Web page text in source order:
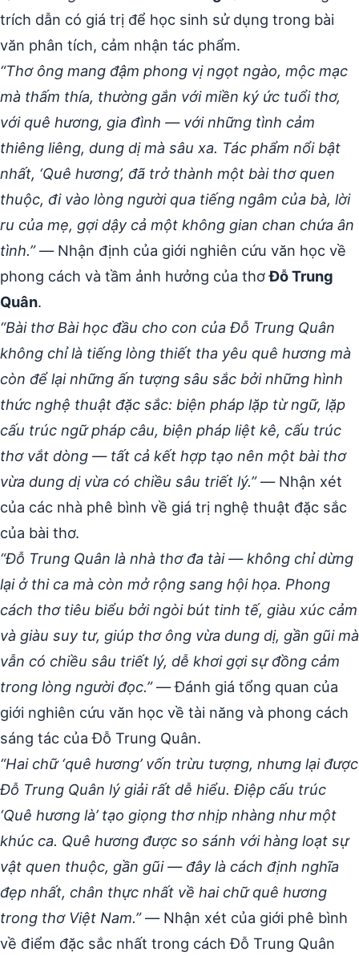
trích dẫn có giá trị để học sinh sử dụng trong bài
văn phân tích, cảm nhận tác phẩm.
“Thơ ông mang đậm phong vị ngọt ngào, mộc mạc
mà thấm thía, thường gắn với miền ký ức tuổi thơ,
với quê hương, gia đình — với những tình cảm
thiêng liêng, dung dị mà sâu xa. Tác phẩm nổi bật
nhất, ‘Quê hương’, đã trở thành một bài thơ quen
thuộc, đi vào lòng người qua tiếng ngâm của bà, lời
ru của mẹ, gợi dậy cả một không gian chan chứa ân
tình.”— Nhận định của giới nghiên cứu văn học về
phong cách và tầm ảnh hưởng của thơĐỗ Trung
Quân.
“Bài thơ Bài học đầu cho con của Đỗ Trung Quân
không chỉ là tiếng lòng thiết tha yêu quê hương mà
còn để lại những ấn tượng sâu sắc bởi những hình
thức nghệ thuật đặc sắc: biện pháp lặp từ ngữ, lặp
cấu trúc ngữ pháp câu, biện pháp liệt kê, cấu trúc
thơ vắt dòng — tất cả kết hợp tạo nên một bài thơ
vừa dung dị vừa có chiều sâu triết lý.”— Nhận xét
của các nhà phê bình về giá trị nghệ thuật đặc sắc
của bài thơ.
“Đỗ Trung Quân là nhà thơ đa tài — không chỉ dừng
lại ở thi ca mà còn mở rộng sang hội họa. Phong
cách thơ tiêu biểu bởi ngòi bút tinh tế, giàu xúc cảm
và giàu suy tư, giúp thơ ông vừa dung dị, gần gũi mà
vẫn có chiều sâu triết lý, dễ khơi gợi sự đồng cảm
trong lòng người đọc.”— Đánh giá tổng quan của
giới nghiên cứu văn học về tài năng và phong cách
sáng tác của Đỗ Trung Quân.
“Hai chữ ‘quê hương’ vốn trừu tượng, nhưng lại được
Đỗ Trung Quân lý giải rất dễ hiểu. Điệp cấu trúc
‘Quê hương là’ tạo giọng thơ nhịp nhàng như một
khúc ca. Quê hương được so sánh với hàng loạt sự
vật quen thuộc, gần gũi — đây là cách định nghĩa
đẹp nhất, chân thực nhất về hai chữ quê hương
trong thơ Việt Nam.”— Nhận xét của giới phê bình
về điểm đặc sắc nhất trong cách Đỗ Trung Quân